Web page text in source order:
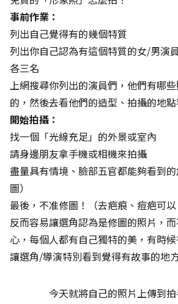
事前作業：
列出自己覺得有的幾個特質
列出你自己認為有這個特質的女/男演
各三名
上網搜尋你列出的演員們，他們有哪
的，然後去看他們的造型、拍攝的地點
開始拍攝：
找一個「光線充足」的外景或室內
請身邊朋友拿手機或相機來拍攝
盡量具有情境、臉部五官都能夠看到
圖）
最後，不准修圖！（去疤痕、痘疤可
反而容易讓選角認為是修圖的照片，
心，每個人都有自己獨特的美，有時
讓選角/導演特別看到覺得有故事的地
今天就將自己的照片上傳到拍